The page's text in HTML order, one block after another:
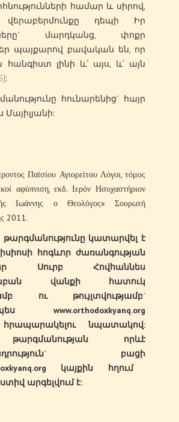
համար և սիրով,
դեպի Իր
մարդկանց, փոքր
պայքարով բավական են, որ
հանգիստ լինի և՛ այս, և՛ այն
:
հունարենից` հայր
Մայիլյանի:
Παϊσίου Αγιορείτου Λόγοι, τόμος
αφύπνιση, εκδ. Ιερόν Ησυχαστήριον
Ιωάννης ο Θεολόγος» Σουρωτή
2011.
թարգմանությունը կատարվել է
հոգևոր ժառանգության
Սուրբ
Հովհաննես
վանքի
հատուկ
ու թույլտվությամբ`
www.orthodoxkyanq.org
հրապարակելու նպատակով:
թարգմանության
որևէ
` բացի
կայքին
հղում
արգելվում է: